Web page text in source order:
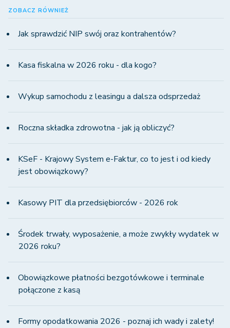
ZOBACZ RÓWNIEŻ
Jak sprawdzić NIP swój oraz kontrahentów?
Kasa fiskalna w 2026 roku - dla kogo?
Wykup samochodu z leasingu a dalsza odsprzedaż
Roczna składka zdrowotna - jak ją obliczyć?
KSeF - Krajowy System e-Faktur, co to jest i od kiedy
jest obowiązkowy?
Kasowy PIT dla przedsiębiorców - 2026 rok
Środek trwały, wyposażenie, a może zwykły wydatek w
2026 roku?
Obowiązkowe płatności bezgotówkowe i terminale
połączone z kasą
Formy opodatkowania 2026 - poznaj ich wady i zalety!